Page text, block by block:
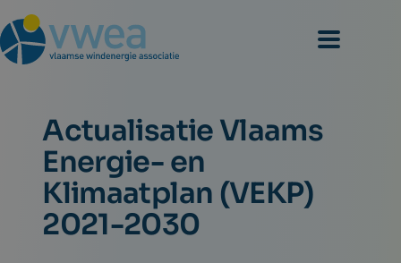
Actualisatie Vlaams
Energie- en
Klimaatplan (VEKP)
2021-2030